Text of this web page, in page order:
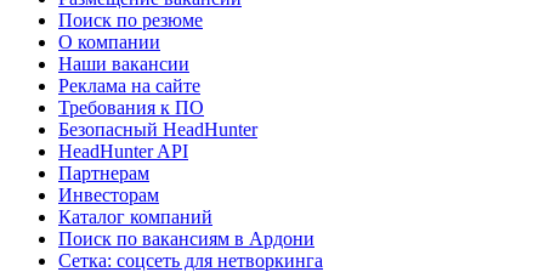
Поиск по резюме
О компании
Наши вакансии
Реклама на сайте
Требования к ПО
Безопасный HeadHunter
HeadHunter API
Партнерам
Инвесторам
Каталог компаний
Поиск по вакансиям в Ардони
Сетка: соцсеть для нетворкинга